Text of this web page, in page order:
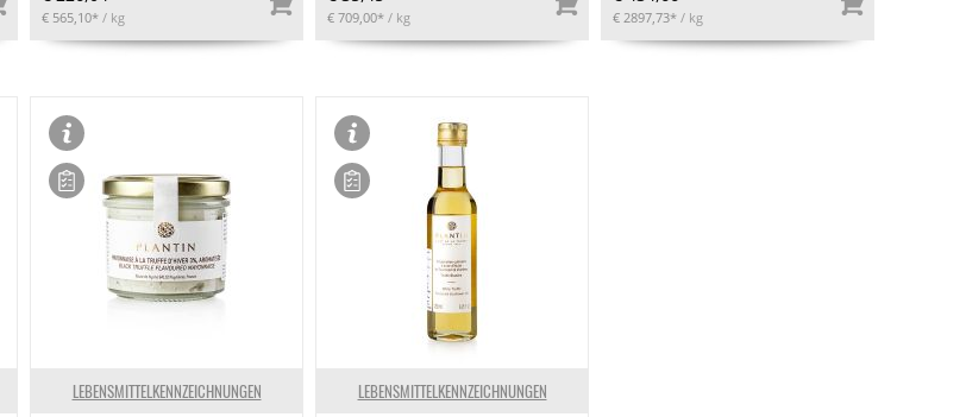
€ 565,10* / kg € 709,00* / kg € 2897,73* / kg
LEBENSMITTELKENNZEICHNUNGEN LEBENSMITTELKENNZEICHNUNGEN